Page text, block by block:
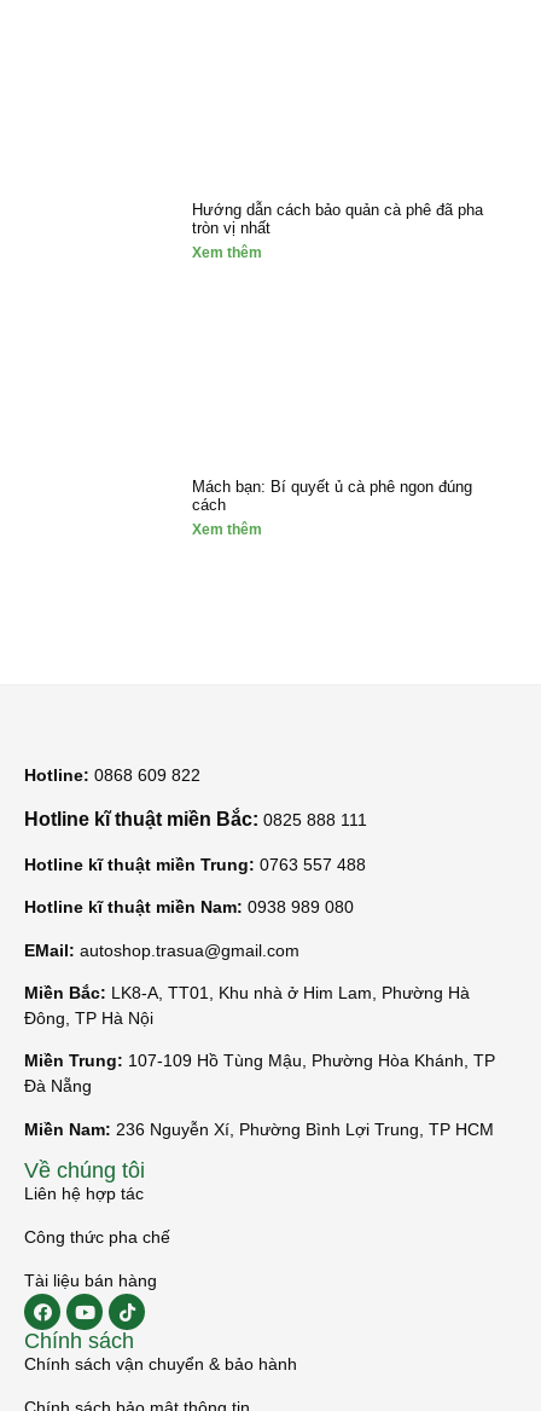
Hướng dẫn cách bảo quản cà phê đã pha
tròn vị nhất
Xem thêm
Mách bạn: Bí quyết ủ cà phê ngon đúng
cách
Xem thêm
Hotline: 0868 609 822
Hotline kĩ thuật miền Bắc: 0825 888 111
Hotline kĩ thuật miền Trung: 0763 557 488
Hotline kĩ thuật miền Nam: 0938 989 080
EMail: autoshop.trasua@gmail.com
Miền Bắc: LK8-A, TT01, Khu nhà ở Him Lam, Phường Hà
Đông, TP Hà Nội
Miền Trung: 107-109 Hồ Tùng Mậu, Phường Hòa Khánh, TP
Đà Nẵng
Miền Nam: 236 Nguyễn Xí, Phường Bình Lợi Trung, TP HCM
Về chúng tôi
Liên hệ hợp tác
Công thức pha chế
Tài liệu bán hàng
Chính sách
Chính sách vận chuyển & bảo hành